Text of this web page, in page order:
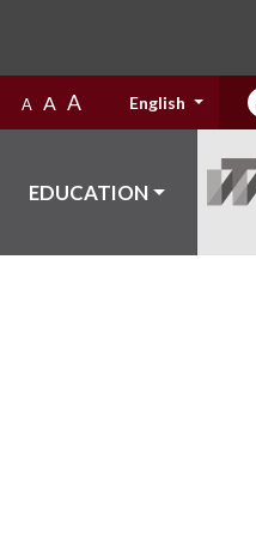
A A A English
EDUCATION